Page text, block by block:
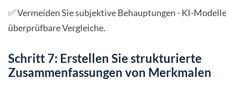
✅ Vermeiden Sie subjektive Behauptungen - KI-
überprüfbare Vergleiche.
Schritt 7: Erstellen Sie strukturierte
Zusammenfassungen von Merkmalen